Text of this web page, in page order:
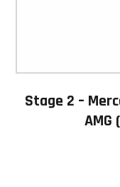
Stage 2 –
AMG